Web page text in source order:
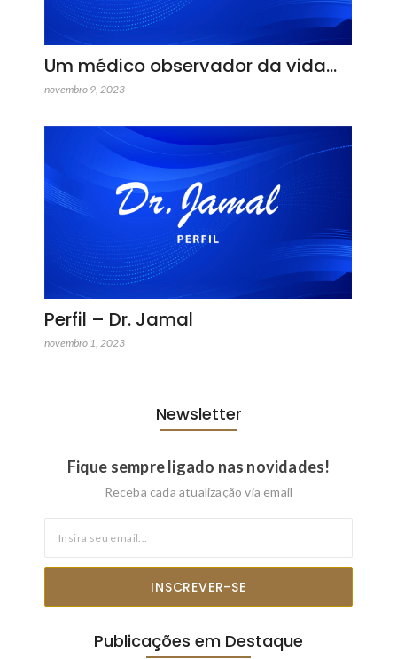
Um médico observador da vida…
novembro 9, 2023
Perfil – Dr. Jamal
novembro 1, 2023
Newsletter
Fique sempre ligado nas novidades!
Receba cada atualização via email
INSCREVER-SE
Publicações em Destaque